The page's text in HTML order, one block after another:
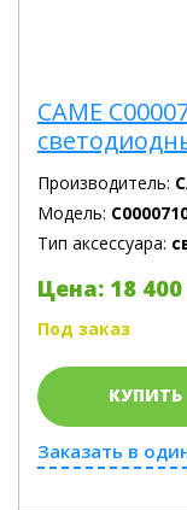
CAME
Производитель:
Модель:
Тип аксессуара:
Цена: 18 400
Под заказ
КУПИТЬ
Заказать в